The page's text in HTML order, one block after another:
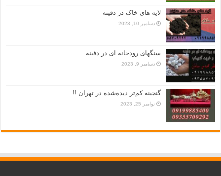
لایه های خاک در دفینه
دسامبر 10, 2023
سنگهای رودخانه ای در دفینه
دسامبر 9, 2023
گنجینه کم‌تر دیده‌شده در تهران !!
نوامبر 25, 2023